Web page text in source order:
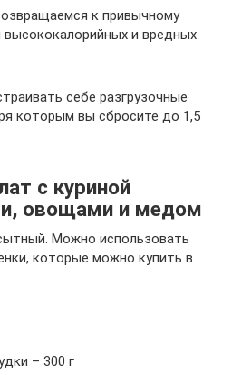
к привычному
высококалорийных и вредных
себе разгрузочные
которым вы сбросите до 1,5
с куриной
овощами и медом
Можно использовать
которые можно купить в
– 300 г